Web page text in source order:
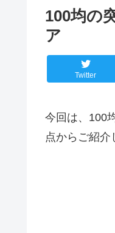
100均の
ア
Twitter
今回は、100
点からご紹介